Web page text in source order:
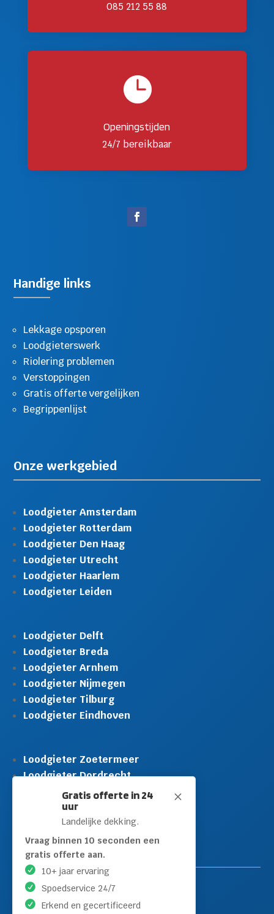
085 212 55 88

Openingstijden
24/7 bereikbaar
M
Gratis offerte in 24
uur
Landelijke dekking.
Vraag binnen 10 seconden een
gratis offerte aan.
10+ jaar ervaring
Spoedservice 24/7
Erkend en gecertificeerd
Handige links
Lekkage opsporen
Loodgieterswerk
Riolering problemen
Verstoppingen
Gratis offerte vergelijken
Begrippenlijst
Onze werkgebied
Loodgieter Amsterdam
Loodgieter Rotterdam
Loodgieter Den Haag
Loodgieter Utrecht
Loodgieter Haarlem
Loodgieter Leiden
Loodgieter Delft
Loodgieter Breda
Loodgieter Arnhem
Loodgieter Nijmegen
Loodgieter Tilburg
Loodgieter Eindhoven
Loodgieter Zoetermeer
Loodgieter Dordrecht
Loodgieter Rijswijk
Loodgieter Schiedam
Loodgieter Leidschendam
Loodgieter Hilversum